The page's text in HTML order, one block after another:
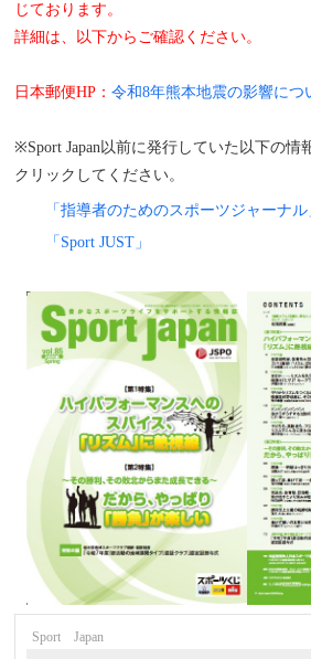
じております。
詳細は、以下からご確認ください。
日本郵便HP：令和8年熊本地震の影響につ
※Sport Japan以前に発行していた以下の情
クリックしてください。
「指導者のためのスポーツジャーナル
「Sport JUST」
Sport Japan